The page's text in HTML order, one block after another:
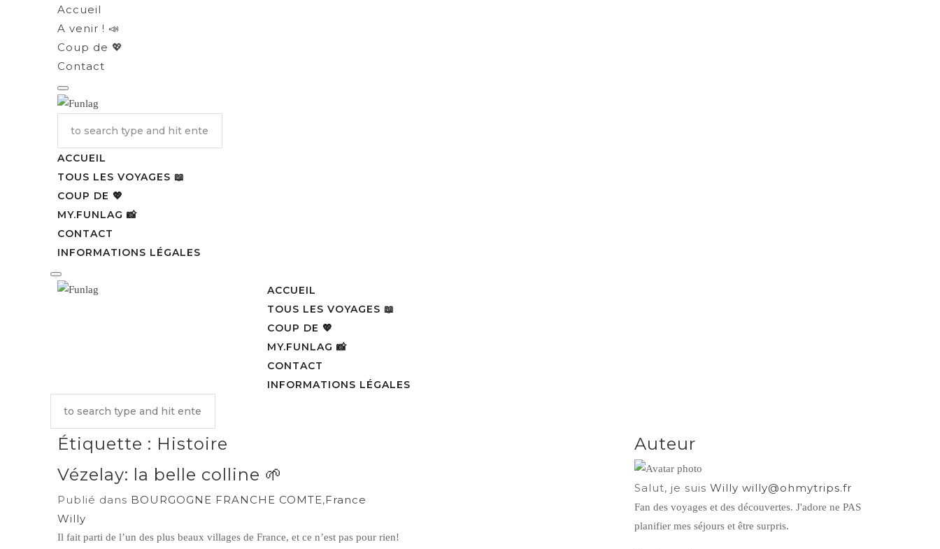
Accueil
A venir ! 📣
Coup de 💖
Contact
ACCUEIL
TOUS LES VOYAGES 📖
COUP DE 💖
MY.FUNLAG 📸​
CONTACT
INFORMATIONS LÉGALES
ACCUEIL
TOUS LES VOYAGES 📖
COUP DE 💖
MY.FUNLAG 📸​
CONTACT
INFORMATIONS LÉGALES
Étiquette : Histoire
Vézelay: la belle colline 🌱
Publié dans BOURGOGNE FRANCHE COMTE,France
Willy
Il fait parti de l’un des plus beaux villages de France, et ce n’est pas pour rien!
Auteur
Salut, je suis Willy willy@ohmytrips.fr
Fan des voyages et des découvertes. J'adore ne PAS
planifier mes séjours et être surpris.